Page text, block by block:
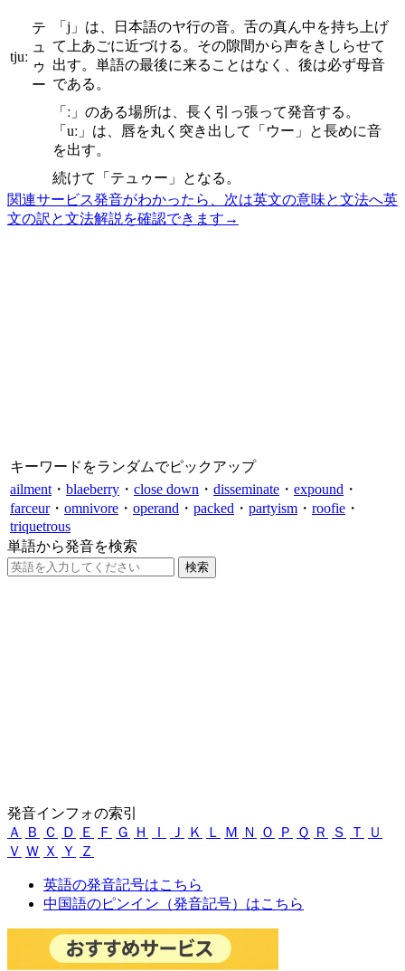
tjuː
テ
ュ
ゥ
ー
「j」は、日本語のヤ行の音。舌の真ん中を持ち上げ
て上あごに近づける。その隙間から声をきしらせて
出す。単語の最後に来ることはなく、後は必ず母音
である。
「ː」のある場所は、長く引っ張って発音する。
「uː」は、唇を丸く突き出して「ウー」と長めに音
を出す。
続けて「テュゥー」となる。
関連サービス発音がわかったら、次は英文の意味と文法へ英
文の訳と文法解説を確認できます →
キーワードをランダムでピックアップ
ailment ・ blaeberry ・ close down ・ disseminate ・ expound ・
farceur・ omnivore ・ operand ・ packed ・ partyism ・ roofie ・
triquetrous
単語から発音を検索
発音インフォの索引
Ａ
Ｂ Ｃ Ｄ Ｅ Ｆ Ｇ Ｈ Ｉ Ｊ Ｋ Ｌ Ｍ Ｎ Ｏ Ｐ Ｑ Ｒ Ｓ Ｔ
Ｕ
Ｖ Ｗ Ｘ Ｙ Ｚ
英語の発音記号はこちら
中国語のピンイン（発音記号）はこちら